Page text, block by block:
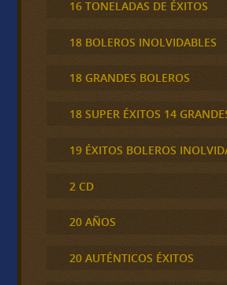
16 TONELADAS DE ÉXITOS
18 BOLEROS INOLVIDABLES
18 GRANDES BOLEROS
18 SUPER ÉXITOS 14
19 ÉXITOS BOLEROS
2 CD
20 AÑOS
20 AUTÉNTICOS ÉXITOS